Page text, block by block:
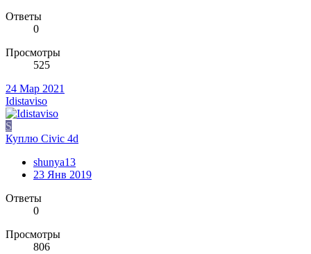
Ответы
0
Просмотры
525
24 Мар 2021
Idistaviso
S
Куплю Civic 4d
shunya13
23 Янв 2019
Ответы
0
Просмотры
806